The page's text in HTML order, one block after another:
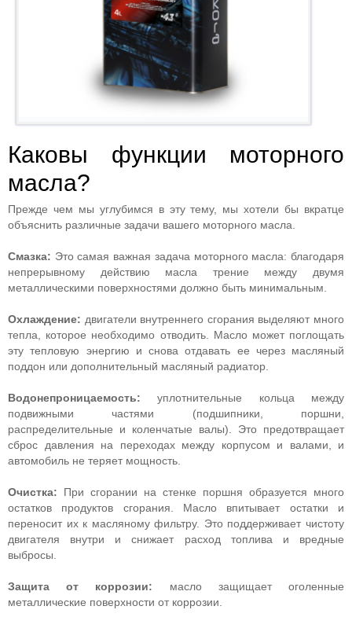
Каковы функции моторного
масла?
Прежде чем мы углубимся в эту тему, мы хотели бы вкратце
объяснить различные задачи вашего моторного масла.
Смазка: Это самая важная задача моторного масла: благодаря
непрерывному действию масла трение между двумя
металлическими поверхностями должно быть минимальным.
Охлаждение: двигатели внутреннего сгорания выделяют много
тепла, которое необходимо отводить. Масло может поглощать
эту тепловую энергию и снова отдавать ее через масляный
поддон или дополнительный масляный радиатор.
Водонепроницаемость: уплотнительные кольца между
подвижными частями (подшипники, поршни,
распределительные и коленчатые валы). Это предотвращает
сброс давления на переходах между корпусом и валами, и
автомобиль не теряет мощность.
Очистка: При сгорании на стенке поршня образуется много
остатков продуктов сгорания. Масло впитывает остатки и
переносит их к масляному фильтру. Это поддерживает чистоту
двигателя внутри и снижает расход топлива и вредные
выбросы.
Защита от коррозии: масло защищает оголенные
металлические поверхности от коррозии.